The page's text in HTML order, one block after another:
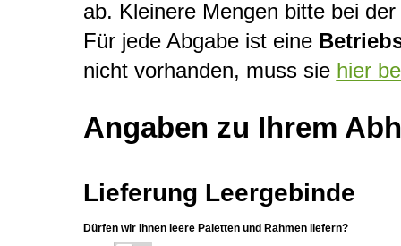
ab. Kleinere Mengen bitte bei
Für jede Abgabe ist eine
nicht vorhanden, muss sie hier
Angaben zu Ihrem
Lieferung Leergebinde
Dürfen wir Ihnen leere Paletten und Rahmen liefern?